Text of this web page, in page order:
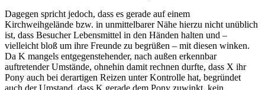
Dagegen spricht jedoch, dass es gerade auf einem
Kirchweihgelände bzw. in unmittelbarer Nähe hierzu nicht unüblich
ist, dass Besucher Lebensmittel in den Händen halten und –
vielleicht bloß um ihre Freunde zu begrüßen – mit diesen winken.
Da K mangels entgegenstehender, nach außen erkennbar
auftretender Umstände, ohnehin damit rechnen durfte, dass X ihr
Pony auch bei derartigen Reizen unter Kontrolle hat, begründet